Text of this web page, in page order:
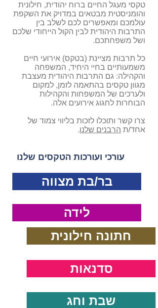
טקסי מעגל החיים ברוח יהודית, חילונית
והומניסטית מבטאים במדויק את השקפת
עולמכם ומאפשרים לכם לשלב בין
התרבות היהודית לבין הקול הייחודי שלכם
ושל משפחתכם.
כל תרבות מציינת (בטקס) אירועי חיים
משמעותיים בחיי היחיד, המשפחה
והקהילה: גם התרבות היהודית מעצבת
מגוון טקסים בהתאמה לזמן, למקום
ולערכים של המשפחות והקהילות
הבוחרות לחגוג אירועים אלה.
צרו קשר ותוכלו לזכות בליווי צמוד של
אחד/ת הרבנים שלנו.
עורכי ועורכות הטקסים שלנו
בר/בת מצווה
לידה
חתונה חילונית
סדנאות
שבת וחג